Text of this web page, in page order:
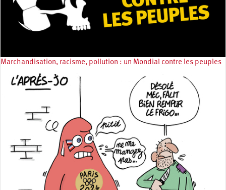
Marchandisation, racisme, pollution : un Mondial contre les peuples